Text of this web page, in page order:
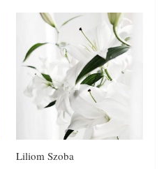
Liliom Szoba